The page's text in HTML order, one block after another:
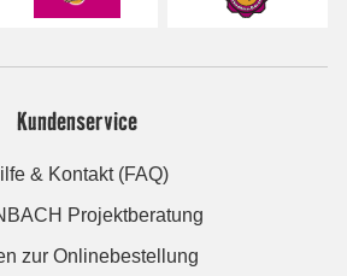
Kundenservice
& Kontakt (FAQ)
Projektberatung
zur Onlinebestellung